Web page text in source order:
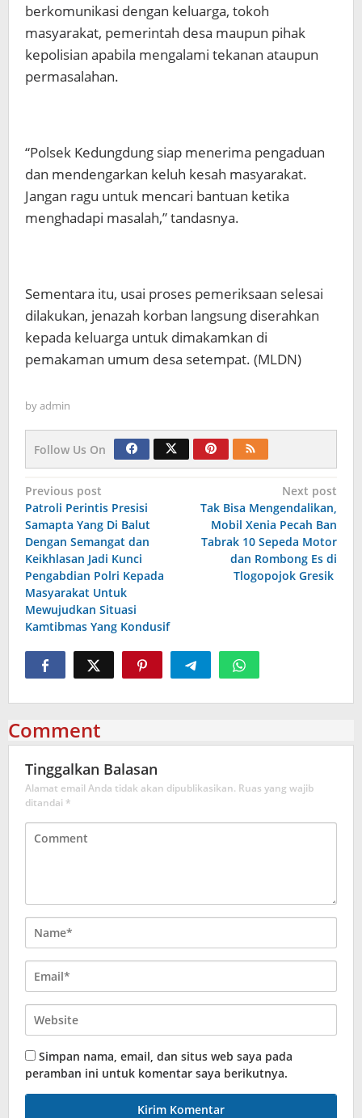
berkomunikasi dengan keluarga, tokoh
masyarakat, pemerintah desa maupun pihak
kepolisian apabila mengalami tekanan ataupun
permasalahan.
“Polsek Kedungdung siap menerima pengaduan
dan mendengarkan keluh kesah masyarakat.
Jangan ragu untuk mencari bantuan ketika
menghadapi masalah,” tandasnya.
Sementara itu, usai proses pemeriksaan selesai
dilakukan, jenazah korban langsung diserahkan
kepada keluarga untuk dimakamkan di
pemakaman umum desa setempat. (MLDN)
byadmin
Follow Us On
Navigasi
pos
Previous post
Patroli Perintis Presisi
Samapta Yang Di Balut
Dengan Semangat dan
Keikhlasan Jadi Kunci
Pengabdian Polri Kepada
Masyarakat Untuk
Mewujudkan Situasi
Kamtibmas Yang Kondusif
Next post
Tak Bisa Mengendalikan,
Mobil Xenia Pecah Ban
Tabrak 10 Sepeda Motor
dan Rombong Es di
Tlogopojok Gresik
Comment
Tinggalkan Balasan
Alamat email Anda tidak akan dipublikasikan. Ruas yang wajib
ditandai *
Simpan nama, email, dan situs web saya pada
peramban ini untuk komentar saya berikutnya.